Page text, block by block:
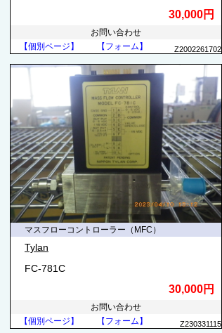
30,000円
お問い合わせ
【個別ページ】
【フォーム】 Z2002261702
マスフローコントローラー（MFC）
Tylan
FC-781C
30,000円
お問い合わせ
【個別ページ】
【フォーム】 Z230331115